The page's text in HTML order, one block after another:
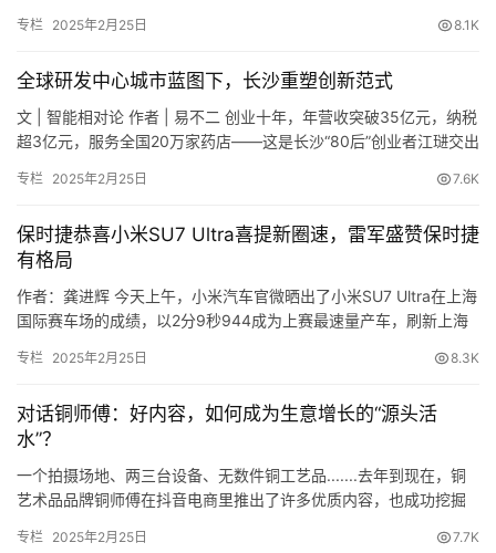
然而，在事业单位考试的体检环节，她被查出患有肾衰竭，
起先，通过腹膜透析，她坚持工作。但坚强的意志力终抵不
症，李娅娅最终不得不住院治疗，医生建议进行肾移植手术
9.94港元/股的发行价，最…
专栏 2025年2月25日 8.1K
全球研发中心城市蓝图下，长沙重塑创新范式
文 | 智能相对论 作者 | 易不二 创业十年，年营收突破35亿元，纳税
超3亿元，服务全国20万家药店——这是长沙“80后”创业者江琎交出
发、生产、流通全链条的…
专栏 2025年2月25日 7.6K
保时捷恭喜小米SU7 Ultra喜提新圈速，雷军盛赞保时捷
有格局
作者：龚进辉 今天上午，小米汽车官微晒出了小米SU7 Ultra在上海
国际赛车场的成绩，以2分9秒944成为上赛最速量产车，刷新上海
速超过保时捷Taycan Tur…
专栏 2025年2月25日 8.3K
对话铜师傅：好内容，如何成为生意增长的“源头活
水”？
一个拍摄场地、两三台设备、无数件铜工艺品.......去年到现在，铜
艺术品品牌铜师傅在抖音电商里推出了许多优质内容，也成功挖掘
播，以及1300多条精致的…
专栏 2025年2月25日 7.7K